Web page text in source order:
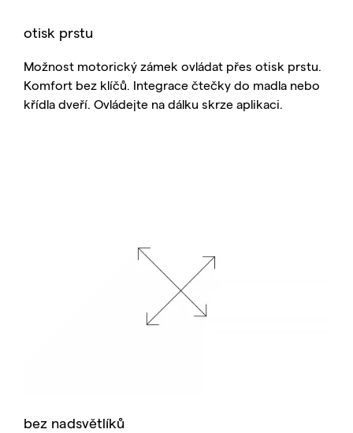
otisk prstu
Možnost motorický zámek ovládat přes otisk prstu.
Komfort bez klíčů. Integrace čtečky do madla nebo
křídla dveří. Ovládejte na dálku skrze aplikaci.
bez nadsvětlíků